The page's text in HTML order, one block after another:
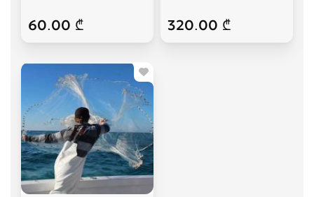
60.00 ₾ 320.00 ₾